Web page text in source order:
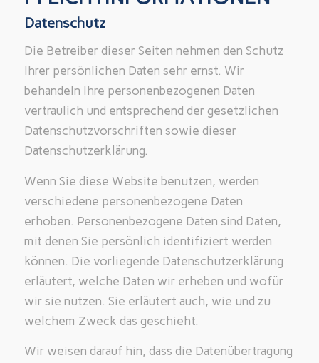
Datenschutz
Die Betreiber dieser Seiten nehmen den Schutz
Ihrer persönlichen Daten sehr ernst. Wir
behandeln Ihre personenbezogenen Daten
vertraulich und entsprechend der gesetzlichen
Datenschutzvorschriften sowie dieser
Datenschutzerklärung.
Wenn Sie diese Website benutzen, werden
verschiedene personenbezogene Daten
erhoben. Personenbezogene Daten sind Daten,
mit denen Sie persönlich identifiziert werden
können. Die vorliegende Datenschutzerklärung
erläutert, welche Daten wir erheben und wofür
wir sie nutzen. Sie erläutert auch, wie und zu
welchem Zweck das geschieht.
Wir weisen darauf hin, dass die Datenübertragung